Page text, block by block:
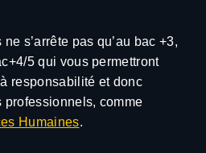
s’arrête pas qu’au bac +3,
5 qui vous permettront
responsabilité et donc
professionnels, comme
Humaines.